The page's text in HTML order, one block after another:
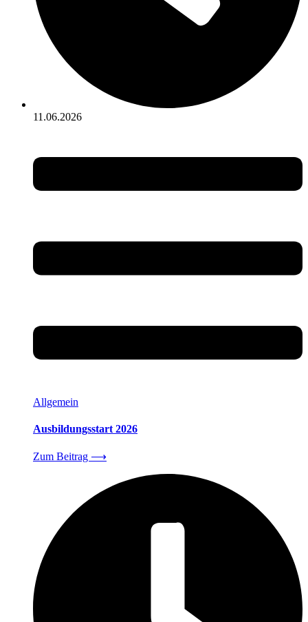
11.06.2026
Allgemein
Ausbildungsstart 2026
Zum Beitrag ⟶